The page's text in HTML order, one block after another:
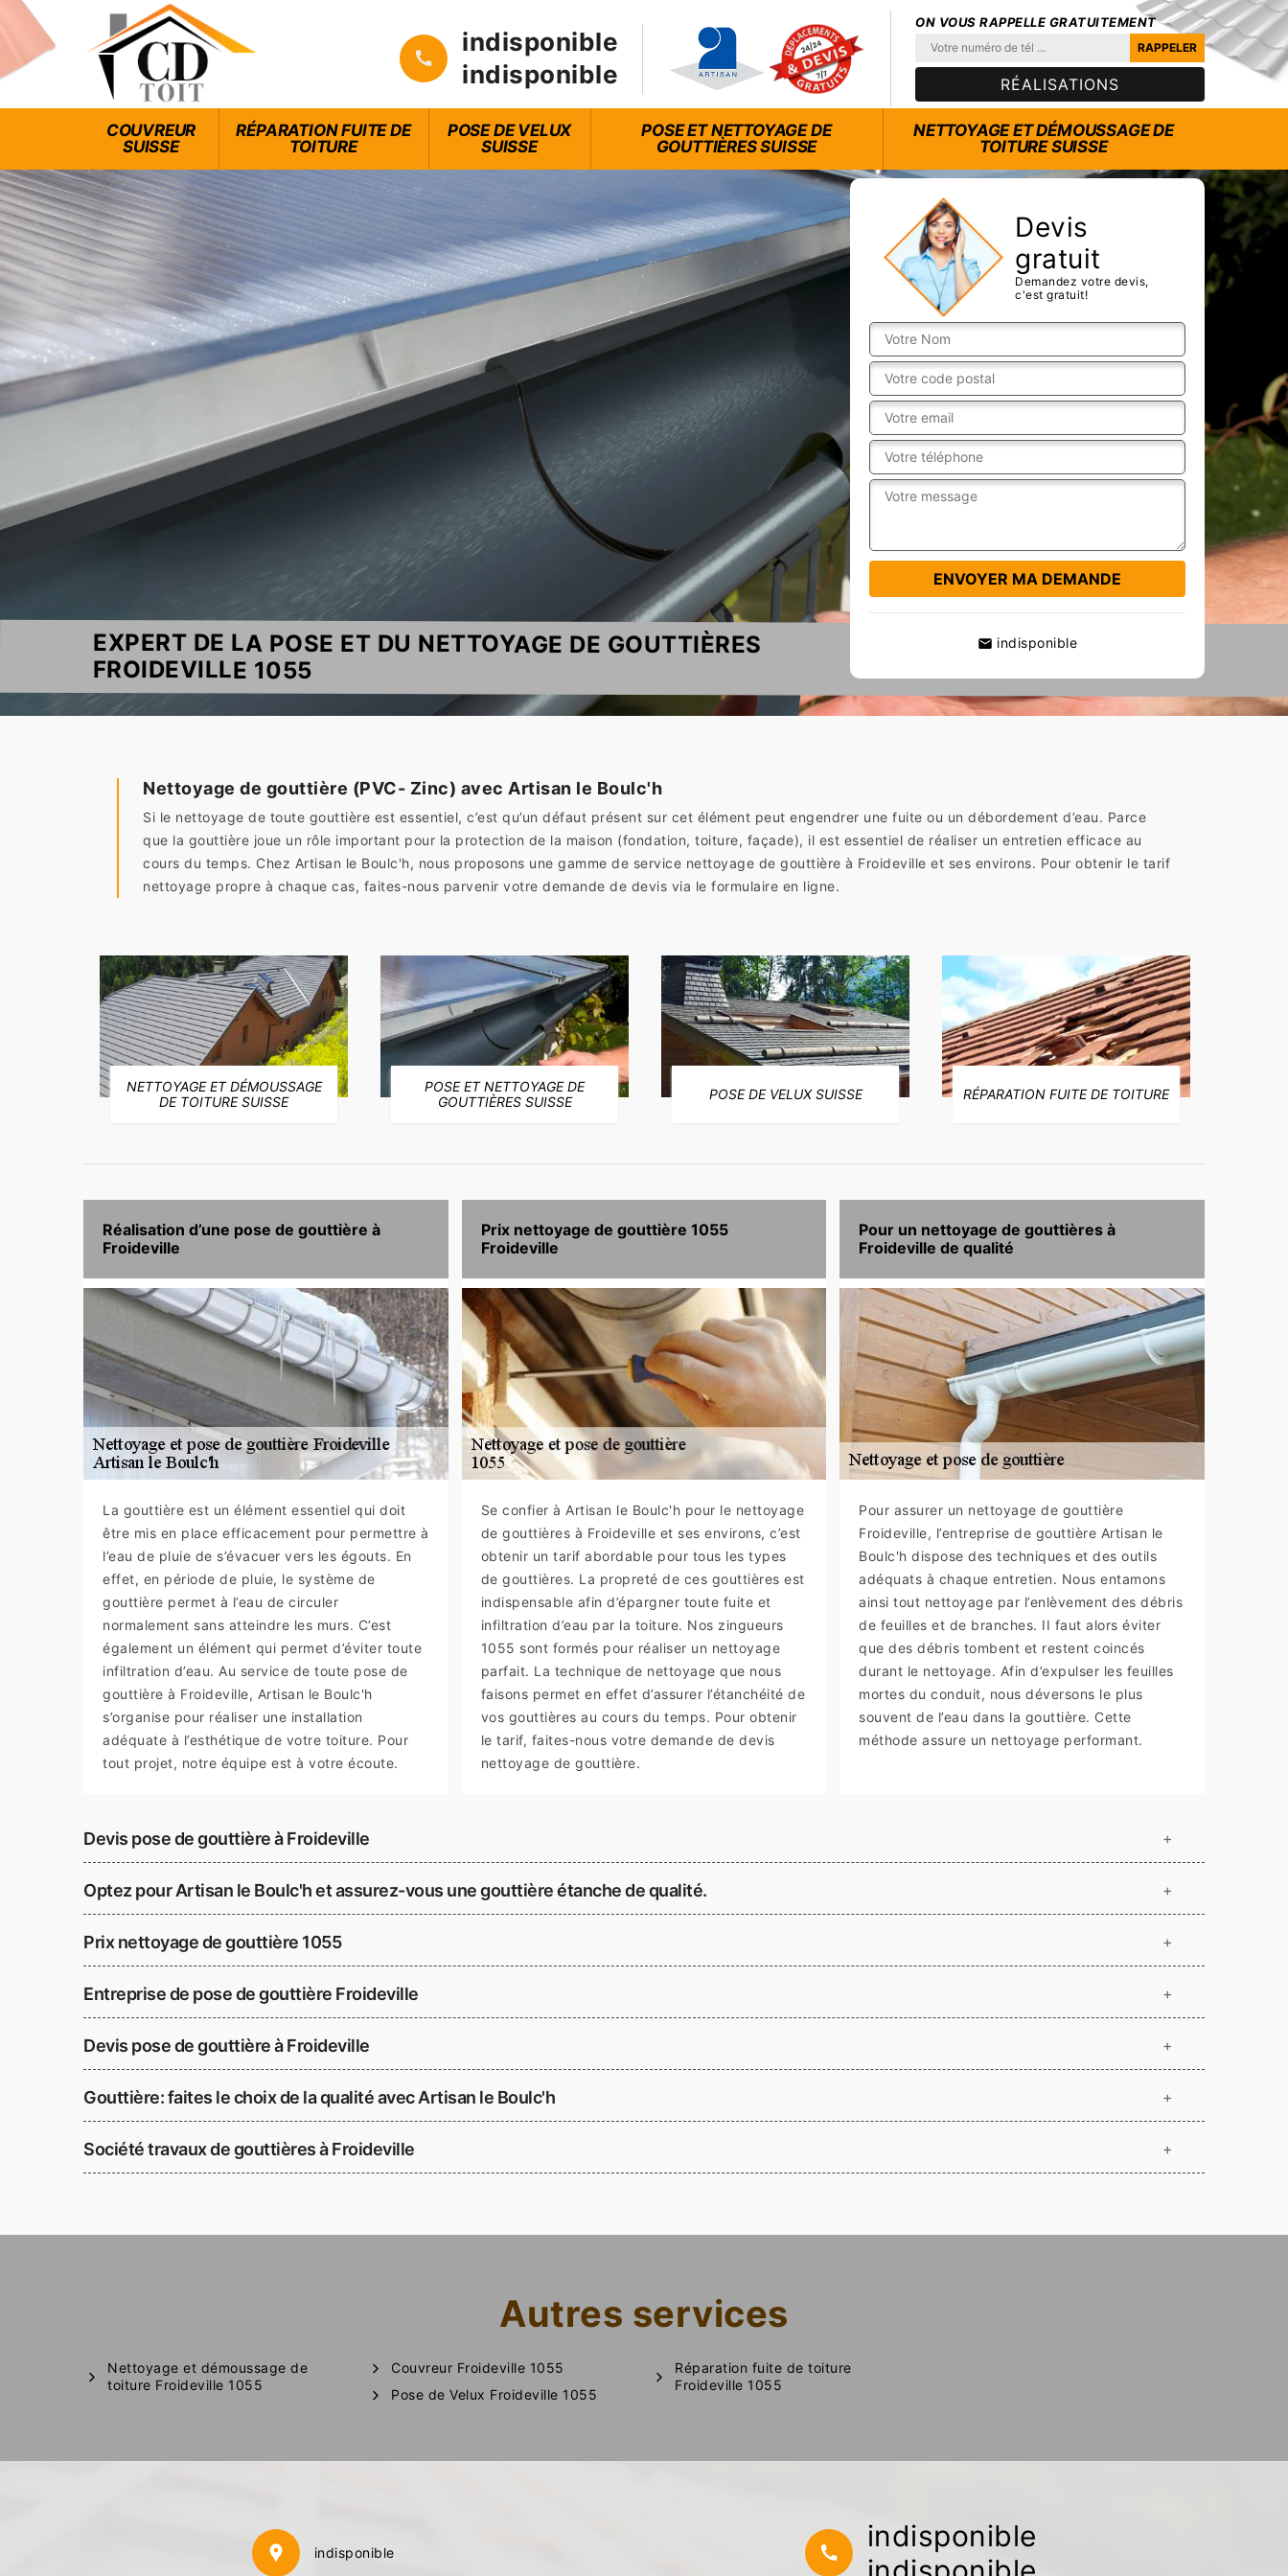
indisponible
indisponible
ON VOUS RAPPELLE GRATUITEMENT
RÉALISATIONS
COUVREUR
SUISSE
RÉPARATION FUITE DE
TOITURE
POSE DE VELUX
SUISSE
POSE ET NETTOYAGE DE
GOUTTIÈRES SUISSE
NETTOYAGE ET DÉMOUSSAGE DE
TOITURE SUISSE
Devis
gratuit
Demandez votre devis,
c'est gratuit!
indisponible
EXPERT DE LA POSE ET DU NETTOYAGE DE GOUTTIÈRES
FROIDEVILLE 1055
Nettoyage de gouttière (PVC- Zinc) avec Artisan le Boulc'h
Si le nettoyage de toute gouttière est essentiel, c’est qu’un défaut présent sur cet élément peut engendrer une fuite ou un débordement d’eau. Parce
que la gouttière joue un rôle important pour la protection de la maison (fondation, toiture, façade), il est essentiel de réaliser un entretien efficace au
cours du temps. Chez Artisan le Boulc'h, nous proposons une gamme de service nettoyage de gouttière à Froideville et ses environs. Pour obtenir le tarif
nettoyage propre à chaque cas, faites-nous parvenir votre demande de devis via le formulaire en ligne.
NETTOYAGE ET DÉMOUSSAGE
DE TOITURE SUISSE
POSE ET NETTOYAGE DE
GOUTTIÈRES SUISSE
POSE DE VELUX SUISSE RÉPARATION FUITE DE TOITURE
Réalisation d’une pose de gouttière à
Froideville
La gouttière est un élément essentiel qui doit
être mis en place efficacement pour permettre à
l’eau de pluie de s’évacuer vers les égouts. En
effet, en période de pluie, le système de
gouttière permet à l’eau de circuler
normalement sans atteindre les murs. C’est
également un élément qui permet d’éviter toute
infiltration d’eau. Au service de toute pose de
gouttière à Froideville, Artisan le Boulc'h
s’organise pour réaliser une installation
adéquate à l’esthétique de votre toiture. Pour
tout projet, notre équipe est à votre écoute.
Prix nettoyage de gouttière 1055
Froideville
Se confier à Artisan le Boulc'h pour le nettoyage
de gouttières à Froideville et ses environs, c’est
obtenir un tarif abordable pour tous les types
de gouttières. La propreté de ces gouttières est
indispensable afin d’épargner toute fuite et
infiltration d’eau par la toiture. Nos zingueurs
1055 sont formés pour réaliser un nettoyage
parfait. La technique de nettoyage que nous
faisons permet en effet d’assurer l’étanchéité de
vos gouttières au cours du temps. Pour obtenir
le tarif, faites-nous votre demande de devis
nettoyage de gouttière.
Pour un nettoyage de gouttières à
Froideville de qualité
Pour assurer un nettoyage de gouttière
Froideville, l’entreprise de gouttière Artisan le
Boulc'h dispose des techniques et des outils
adéquats à chaque entretien. Nous entamons
ainsi tout nettoyage par l’enlèvement des débris
de feuilles et de branches. II faut alors éviter
que des débris tombent et restent coincés
durant le nettoyage. Afin d’expulser les feuilles
mortes du conduit, nous déversons le plus
souvent de l’eau dans la gouttière. Cette
méthode assure un nettoyage performant.
Devis pose de gouttière à Froideville +
Optez pour Artisan le Boulc'h et assurez-vous une gouttière étanche de qualité. +
Prix nettoyage de gouttière 1055 +
Entreprise de pose de gouttière Froideville +
Devis pose de gouttière à Froideville +
Gouttière: faites le choix de la qualité avec Artisan le Boulc'h +
Société travaux de gouttières à Froideville +
Autres services
Nettoyage et démoussage de
toiture Froideville 1055
Couvreur Froideville 1055
Pose de Velux Froideville 1055
Réparation fuite de toiture
Froideville 1055
indisponible
indisponible